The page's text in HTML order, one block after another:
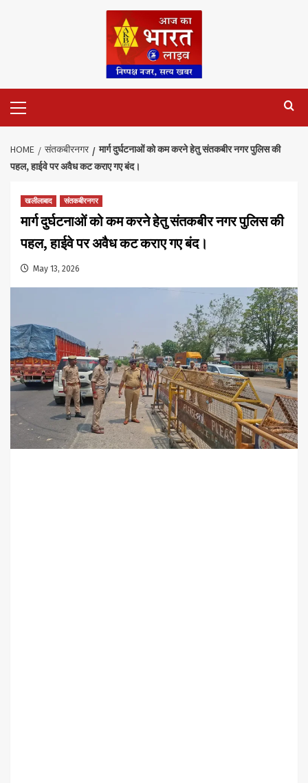
Menu
HOME संतकबीरनगर
मार्ग दुर्घटनाओं को कम करने हेतु संतकबीर नगर पुलिस की
पहल, हाईवे पर अवैध कट कराए गए बंद।
खलीलाबाद संतकबीरनगर
मार्ग दुर्घटनाओं को कम करने हेतु संतकबीर नगर पुलिस की
पहल, हाईवे पर अवैध कट कराए गए बंद।
May 13, 2026